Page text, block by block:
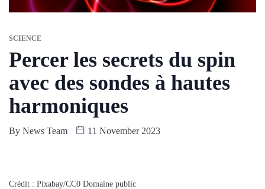
SCIENCE
Percer les secrets du spin
avec des sondes à hautes
harmoniques
By News Team 11 November 2023
Crédit : Pixabay/CC0 Domaine public